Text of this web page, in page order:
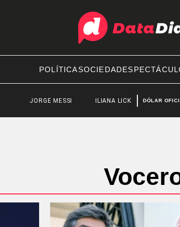
POLÍTICASOCIEDAD
JORGE MESSI ILIANA LICK ESTADOS
DÓLAR